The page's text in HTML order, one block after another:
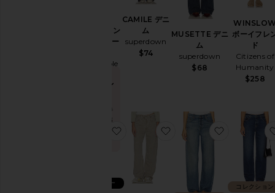
LUCK プリン
トバレルジー
Free People
CAMILE デニ
ム
superdown
$74
MUSETTE デニ
ム
superdown
$68
WINSLOW
ボーイフレ
ド
Citizens of
Humanity
$258
今トレ
過去48時
間で7回販
ベストセラー
お気に入りTHE LEO デニム お気に入り
お気に入
コレクション